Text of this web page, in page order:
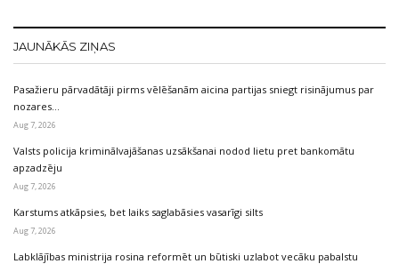
JAUNĀKĀS ZIŅAS
Pasažieru pārvadātāji pirms vēlēšanām aicina partijas sniegt risinājumus par
nozares…
Aug 7, 2026
Valsts policija kriminālvajāšanas uzsākšanai nodod lietu pret bankomātu
apzadzēju
Aug 7, 2026
Karstums atkāpsies, bet laiks saglabāsies vasarīgi silts
Aug 7, 2026
Labklājības ministrija rosina reformēt un būtiski uzlabot vecāku pabalstu